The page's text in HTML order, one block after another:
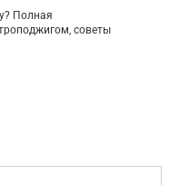
Полная
советы